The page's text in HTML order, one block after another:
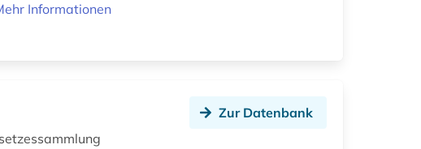
Informationen
Zur Datenbank